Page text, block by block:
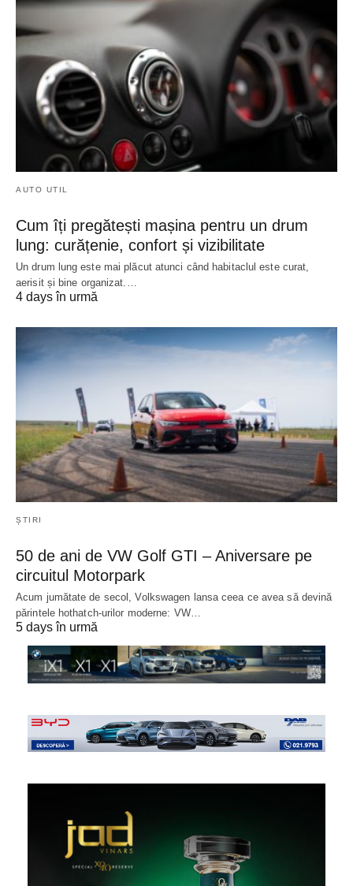
AUTO UTIL
Cum îți pregătești mașina pentru un drum
lung: curățenie, confort și vizibilitate
Un drum lung este mai plăcut atunci când habitaclul este curat,
aerisit și bine organizat.…
4 days în urmă
ȘTIRI
50 de ani de VW Golf GTI – Aniversare pe
circuitul Motorpark
Acum jumătate de secol, Volkswagen lansa ceea ce avea să devină
părintele hothatch-urilor moderne: VW…
5 days în urmă